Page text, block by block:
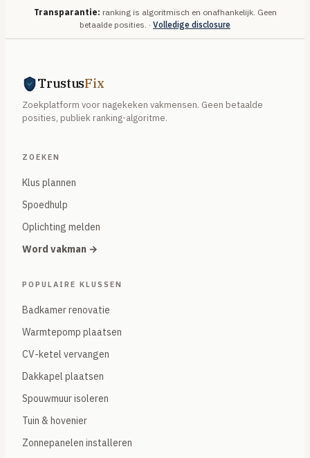
Transparantie: ranking is algoritmisch en onafhankelijk. Geen
betaalde posities. · Volledige disclosure
TrustusFix
Zoekplatform voor nagekeken vakmensen. Geen betaalde
posities, publiek ranking-algoritme.
ZOEKEN
Klus plannen
Spoedhulp
Oplichting melden
Word vakman →
POPULAIRE KLUSSEN
Badkamer renovatie
Warmtepomp plaatsen
CV-ketel vervangen
Dakkapel plaatsen
Spouwmuur isoleren
Tuin & hovenier
Zonnepanelen installeren